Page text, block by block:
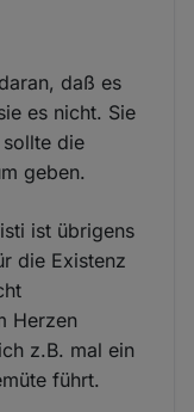
daß es
es nicht. Sie
die
geben.
ist übrigens
die Existenz
Herzen
z.B. mal ein
führt.